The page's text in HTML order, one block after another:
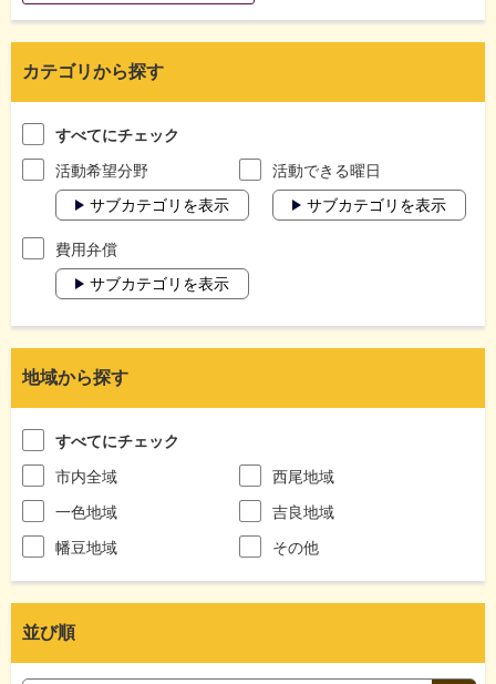
カテゴリから探す
すべてにチェック
活動希望分野
サブカテゴリを表示
活動できる曜日
サブカテゴリを表示
費用弁償
サブカテゴリを表示
地域から探す
すべてにチェック
市内全域
西尾地域
一色地域
吉良地域
幡豆地域
その他
並び順